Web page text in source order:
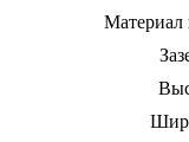
Материал